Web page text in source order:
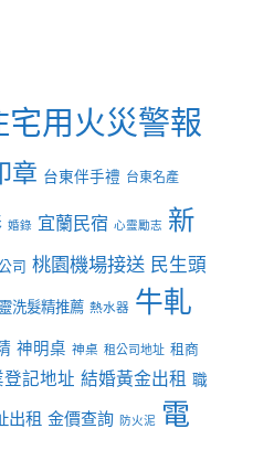
宅用火災警報
章 台東伴手禮 台東名產
婚錄 宜蘭民宿 心靈勵志 新
司 桃園機場接送 民生頭
洗髮精推薦 熱水器 牛軋
神明桌 神桌 租公司地址 租商
記地址 結婚黃金出租 職
出租 金價查詢 防火泥 電